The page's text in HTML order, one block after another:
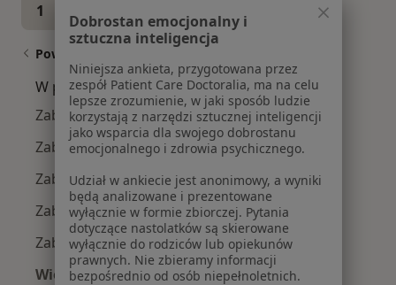
1
Powiązane wyszukiwania
W pobliżu Krakowa
Zaburzenia lękowe w Wieliczce
Zaburzenia lękowe w Niepołomicach
Zaburzenia lękowe w Olkuszu
Zaburzenia lękowe w Bochni
Zaburzenia lękowe w Brzesku
Więcej (14)
Dobrostan emocjonalny i
sztuczna inteligencja
Niniejsza ankieta, przygotowana przez
zespół Patient Care Doctoralia, ma na celu
lepsze zrozumienie, w jaki sposób ludzie
korzystają z narzędzi sztucznej inteligencji
jako wsparcia dla swojego dobrostanu
emocjonalnego i zdrowia psychicznego.
Udział w ankiecie jest anonimowy, a wyniki
będą analizowane i prezentowane
wyłącznie w formie zbiorczej. Pytania
dotyczące nastolatków są skierowane
wyłącznie do rodziców lub opiekunów
prawnych. Nie zbieramy informacji
bezpośrednio od osób niepełnoletnich.